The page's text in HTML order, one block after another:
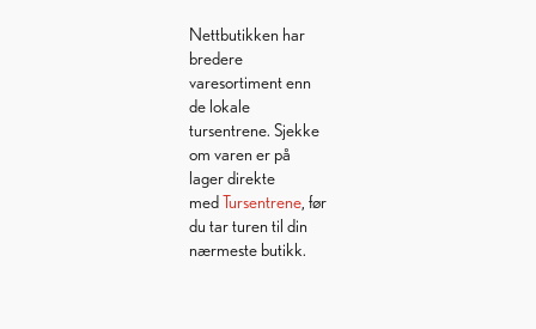
Nettbutikken har
bredere
varesortiment enn
de lokale
tursentrene. Sjekke
om varen er på
lager direkte
medTursentrene, før
du tar turen til din
nærmeste butikk.